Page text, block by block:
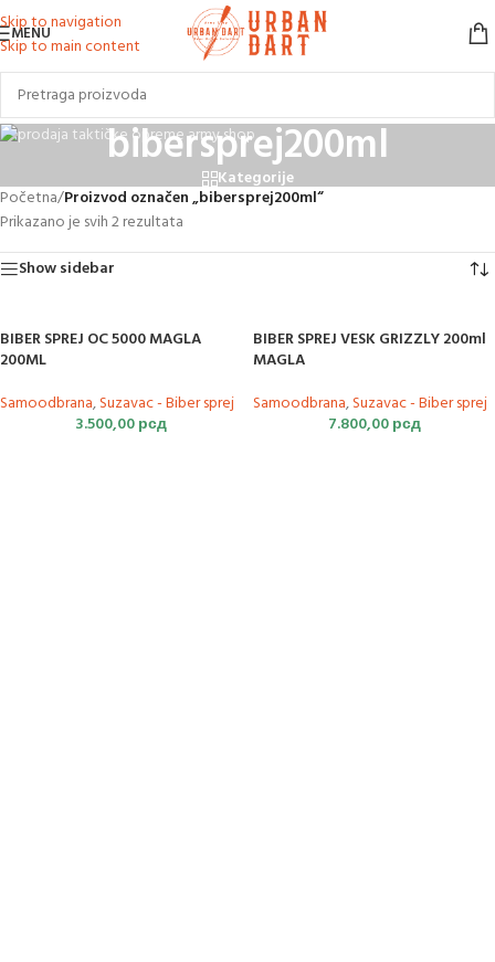
Skip to navigation
Skip to main content
MENU
bibersprej200ml
Kategorije
Početna/Proizvod označen „bibersprej200ml“
Prikazano je svih 2 rezultata
Show sidebar
BIBER SPREJ OC 5000 MAGLA
200ML
Samoodbrana,Suzavac - Biber sprej
3.500,00рсд
BIBER SPREJ VESK GRIZZLY 200ml
MAGLA
Samoodbrana,Suzavac - Biber sprej
7.800,00рсд